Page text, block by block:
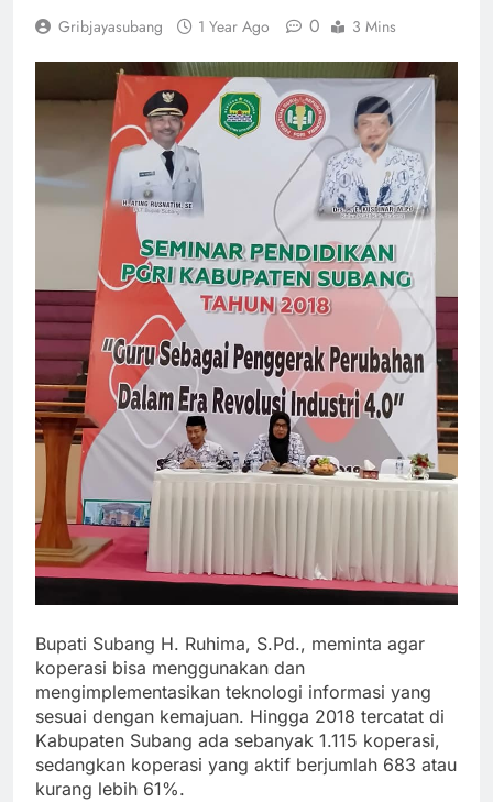
Gribjayasubang 1 Year Ago 0 3 Mins
Bupati Subang H. Ruhima, S.Pd., meminta agar
koperasi bisa menggunakan dan
mengimplementasikan teknologi informasi yang
sesuai dengan kemajuan. Hingga 2018 tercatat di
Kabupaten Subang ada sebanyak 1.115 koperasi,
sedangkan koperasi yang aktif berjumlah 683 atau
kurang lebih 61%.